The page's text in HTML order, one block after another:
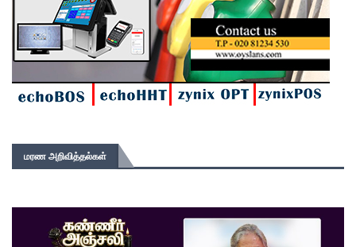
மரண அறிவித்தல்கள்